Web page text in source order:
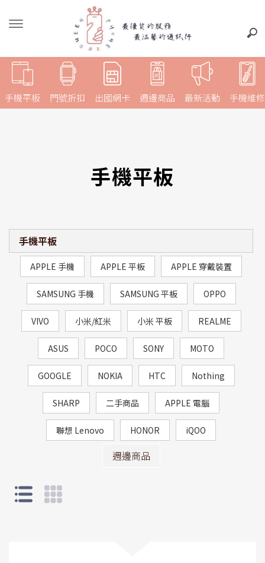
手機平板 門號折扣 週邊商品 最新活動 手機維修
出國網卡
手機平板
手機平板
APPLE 手機 APPLE 平板 APPLE 穿戴裝置
SAMSUNG 手機 SAMSUNG 平板 OPPO
VIVO 小米/紅米 小米 平板 REALME
ASUS POCO SONY MOTO
GOOGLE NOKIA HTC Nothing
SHARP 二手商品 APPLE 電腦
聯想 Lenovo HONOR iQOO
週邊商品